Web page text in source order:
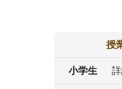
授
小学生